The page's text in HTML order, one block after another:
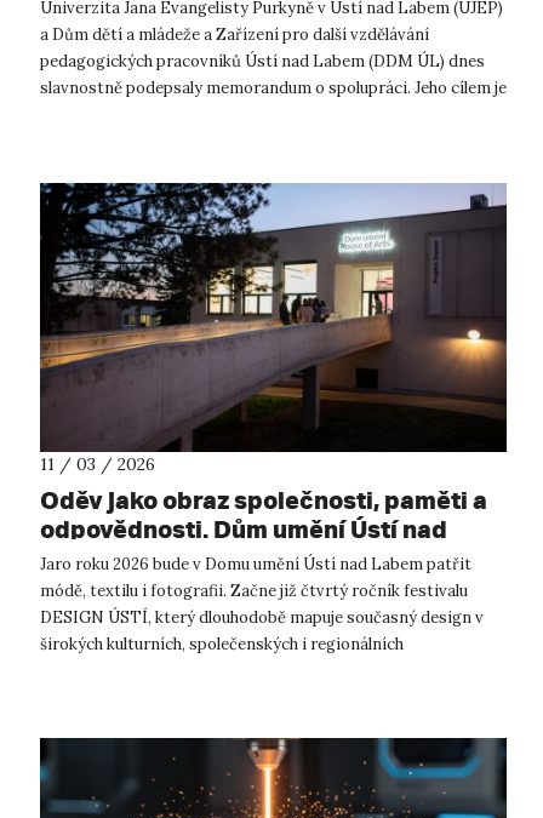
Univerzita Jana Evangelisty Purkyně v Ústí nad Labem (UJEP)
a Dům dětí a mládeže a Zařízení pro další vzdělávání
pedagogických pracovníků Ústí nad Labem (DDM ÚL) dnes
slavnostně podepsaly memorandum o spolupráci. Jeho cílem je
11 / 03 / 2026
Oděv jako obraz společnosti, paměti a
odpovědnosti. Dům umění Ústí nad
Labem zahajuje 4. ročník festivalu
Design Ústí.
Jaro roku 2026 bude v Domu umění Ústí nad Labem patřit
módě, textilu i fotografii. Začne již čtvrtý ročník festivalu
DESIGN ÚSTÍ, který dlouhodobě mapuje současný design v
širokých kulturních, společenských i regionálních